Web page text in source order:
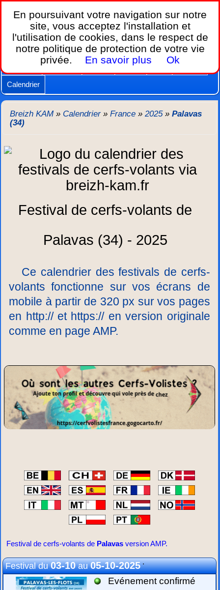
Breizh KAM,
le calendrier des festivals de cerfs-volants.
Home Lois et règles Cerfs-volants Nacelles
Supports Vidéos Autres Agenda
Calendrier
Breizh KAM » Calendrier »France »2025 »Palavas
(34)
Festival de cerfs-volants de
Palavas (34) - 2025
Ce calendrier des festivals de cerfs-
volants fonctionne sur vos écrans de
mobile à partir de 320 px sur vos pages
en http:// et https:// en version originale
comme en page AMP.
Festival de cerfs-volants de Palavas version AMP.
Festival du03-10au05-10-2025.
Evénement confirmé
En poursuivant votre navigation sur notre
site, vous acceptez l'installation et
l'utilisation de cookies, dans le respect de
notre politique de protection de votre vie
privée.
En savoir plus Ok